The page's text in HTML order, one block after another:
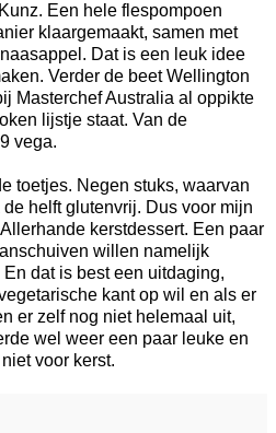
Een hele flespompoen
klaargemaakt, samen met
Dat is een leuk idee
Verder de beet Wellington
Masterchef Australia al oppikte
lijstje staat. Van de
vega.
toetjes. Negen stuks, waarvan
helft glutenvrij. Dus voor mijn
kerstdessert. Een paar
willen namelijk
dat is best een uitdaging,
kant op wil en als er
er zelf nog niet helemaal uit,
wel weer een paar leuke en
voor kerst.